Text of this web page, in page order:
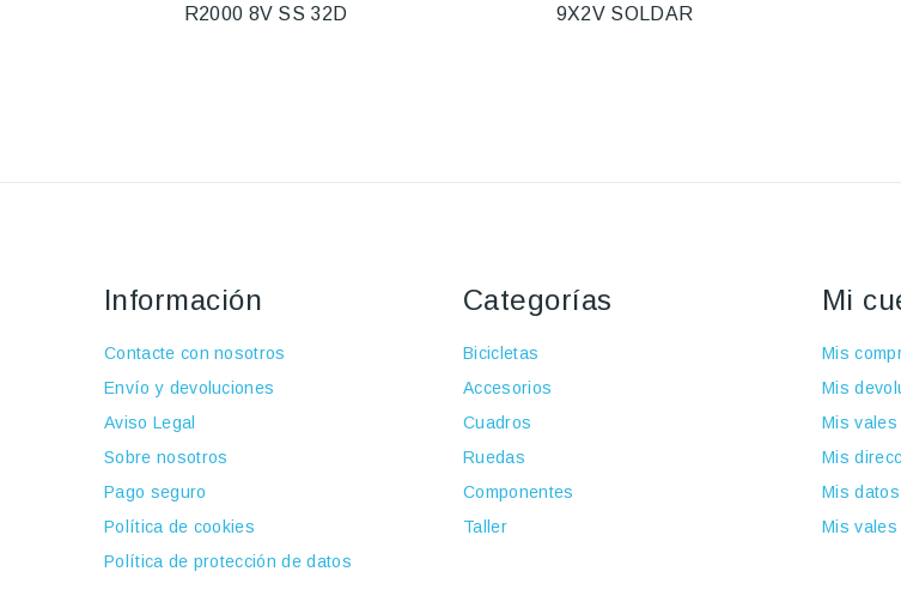
R2000 8V SS 32D
9X2V SOLDAR
Información
Contacte con nosotros
Envío y devoluciones
Aviso Legal
Sobre nosotros
Pago seguro
Política de cookies
Política de protección de datos
Categorías
Bicicletas
Accesorios
Cuadros
Ruedas
Componentes
Taller
Mi
Mis
Mis
Mis
Mis
Mis
Mis vales